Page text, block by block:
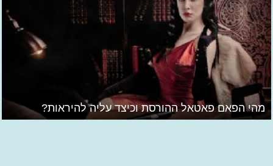
מהי הפאם פאטאל ההורסת וכיצד עליה להיראות?